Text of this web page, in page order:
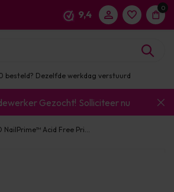
9,4
0
Enorm assortiment & alle bekende
Gezocht! Solliciteer nu
NailPrime™ Acid Free Pri...